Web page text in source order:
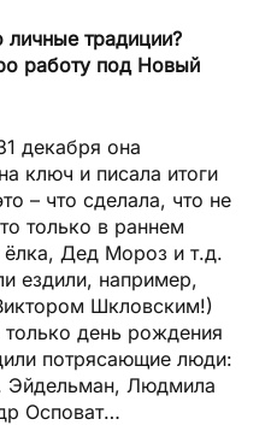
личные традиции?
работу под Новый
декабря она
ключ и писала итоги
– что сделала, что не
только в раннем
ёлка, Дед Мороз и т.д.
ездили, например,
Шкловским!)
день рождения
потрясающие люди:
Людмила
Осповат…